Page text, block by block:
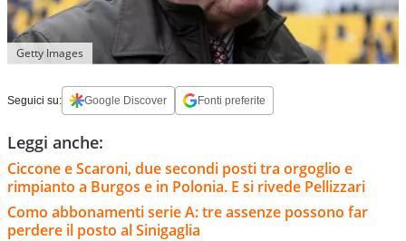
Getty Images
Seguici su: Google Discover Fonti preferite
Leggi anche:
Ciccone e Scaroni, due secondi posti tra orgoglio e
rimpianto a Burgos e in Polonia. E si rivede Pellizzari
Como abbonamenti serie A: tre assenze possono far
perdere il posto al Sinigaglia